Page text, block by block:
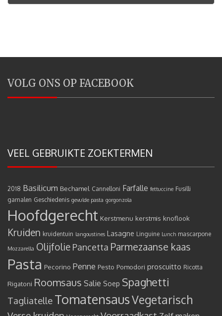
VOLG ONS OP FACEBOOK
VEEL GEBRUIKTE ZOEKTERMEN
2018 Basilicum Bechamel Cannelloni Farfalle fettuccine Fusilli
garnalen Geschiedenis gevulde pasta gorgonzola
Hoofdgerecht Kerstmenu kerstmis knoflook
Kruiden kruidentuin langoustines Lasagne Linguine Lunch mascarpone
Mozzarella Olijfolie Pancetta Parmezaanse kaas
Pasta Pecorino Penne Pesto Pomodori proscuitto Ricotta
Rigatoni Roomsaus Salie Soep Spaghetti
Tagliatelle TomatensausVegetarisch